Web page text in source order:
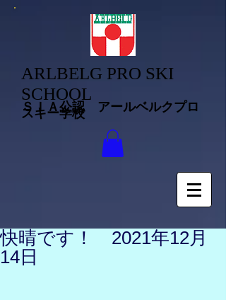
ARLBELG PRO SKI
SCHOOL
ＳＩＡ公認 アールベルクプロ
スキー学校
快晴です！ 2021年12月
14日